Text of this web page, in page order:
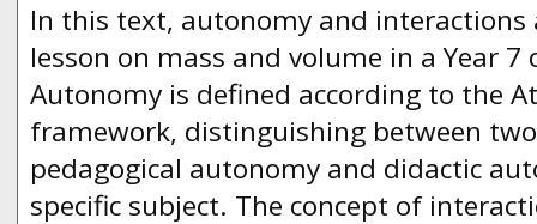
In this text, autonomy and interactions
lesson on mass and volume in a Year 7
Autonomy is defined according to the
framework, distinguishing between
pedagogical autonomy and didactic
specific subject. The concept of